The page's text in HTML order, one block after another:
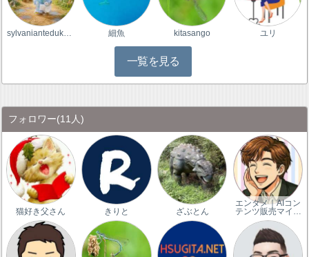
sylvaniantedukur… 細魚 kitasango ユリ
一覧を見る
フォロワー(11人)
猫好き父さん きりと ざぶとん
エンタメ｜AIコン
テンツ販売マイ…